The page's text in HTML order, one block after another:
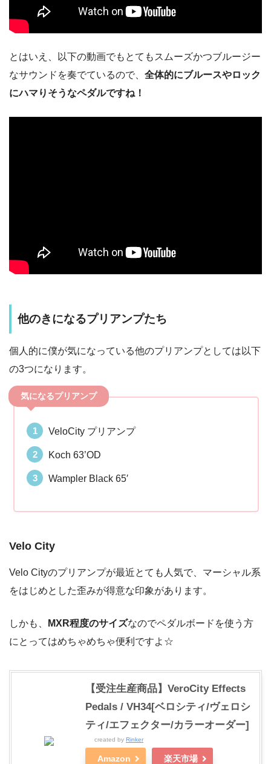
とはいえ、以下の動画でもとてもスムーズかつブルージー
なサウンドを奏でているので、 全体的にブルースやロック
にハマりそうなペダルですね！
他のきになるプリアンプたち
個人的に僕が気になっている他のプリアンプとしては以下
の3つになります。
気になるプリアンプ
VeloCity プリアンプ
Koch 63’OD
Wampler Black 65′
Velo City
Velo Cityのプリアンプが最近とても人気で、マーシャル系
をはじめとした歪みが得意な印象があります。
しかも、 MXR程度のサイズなのでペダルボードを使う方
にとってはめちゃめちゃ便利ですよ☆
【受注生産商品】VeroCity Effects
Pedals / VH34[ベロシティ/ヴェロシ
ティ/エフェクター/カラーオーダー]
created by Rinker
Amazon 楽天市場